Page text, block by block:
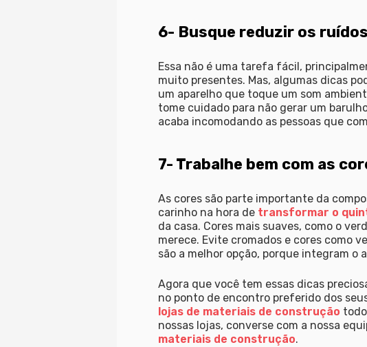
6- Busque reduzir os
Essa não é uma tarefa fácil,
muito presentes. Mas, algumas dicas
um aparelho que toque um som
tome cuidado para não gerar um
acaba incomodando as pessoas que
7- Trabalhe bem com as
As cores são parte importante da
carinho na hora de transformar o
da casa. Cores mais suaves, como o
merece. Evite cromados e cores como
são a melhor opção, porque integram
Agora que você tem essas dicas
no ponto de encontro preferido dos
lojas de materiais de construção
nossas lojas, converse com a nossa
materiais de construção.